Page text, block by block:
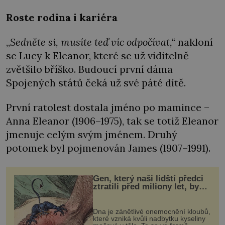
Roste rodina i kariéra
„Sedněte si, musíte teď víc odpočívat,“ nakloní
se Lucy k Eleanor, které se už viditelně
zvětšilo bříško. Budoucí první dáma
Spojených států čeká už své páté dítě.
První ratolest dostala jméno po mamince –
Anna Eleanor (1906–1975), tak se totiž Eleanor
jmenuje celým svým jménem. Druhý
potomek byl pojmenován James (1907–1991).
Gen, který naši lidští předci
ztratili před miliony let, by
mohl pomoci s léčbou
„nemoci králů“
Dna je zánětlivé onemocnění kloubů,
které vzniká kvůli nadbytku kyseliny